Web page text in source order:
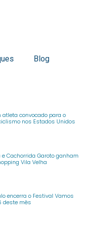
Blog
atleta convocado para o
nos Estados Unidos
Cachorrida Garoto ganham
Vila Velha
encerra o Festival Vamos
deste mês